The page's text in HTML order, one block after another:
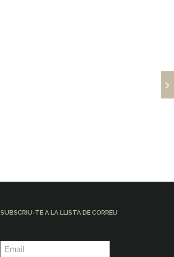
SUBSCRIU-TE A LA LLISTA DE CORREU